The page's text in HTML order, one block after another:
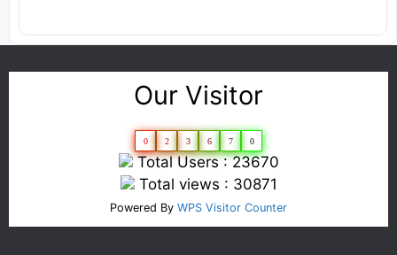
Our Visitor
0 2 3 6 7 0
Total Users : 23670
Total views : 30871
Powered By WPS Visitor Counter